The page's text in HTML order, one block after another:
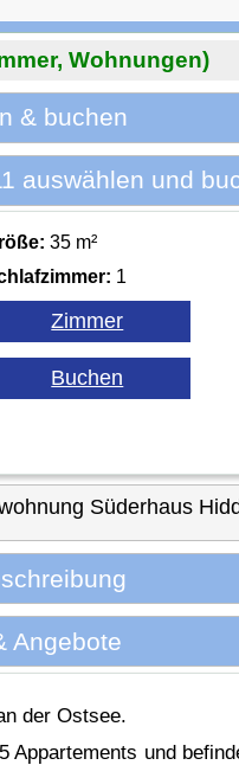
Wohnungen)
& buchen
auswählen und
35 m²
1
Süderhaus
Angebote
der Ostsee.
und